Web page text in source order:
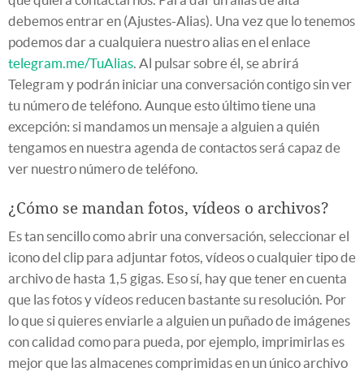
debemos entrar en (Ajustes-Alias). Una vez que lo tenemos
podemos dar a cualquiera nuestro alias en el enlace
telegram.me/TuAlias. Al pulsar sobre él, se abrirá
Telegram y podrán iniciar una conversación contigo sin ver
tu número de teléfono. Aunque esto último tiene una
excepción: si mandamos un mensaje a alguien a quién
tengamos en nuestra agenda de contactos será capaz de
ver nuestro número de teléfono.
¿Cómo se mandan fotos, vídeos o archivos?
Es tan sencillo como abrir una conversación, seleccionar el
icono del clip para adjuntar fotos, vídeos o cualquier tipo de
archivo de hasta 1,5 gigas. Eso sí, hay que tener en cuenta
que las fotos y vídeos reducen bastante su resolución. Por
lo que si quieres enviarle a alguien un puñado de imágenes
con calidad como para pueda, por ejemplo, imprimirlas es
mejor que las almacenes comprimidas en un único archivo